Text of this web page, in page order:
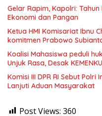
Gelar Rapim, Kapolri:
Ekonomi dan Pangan
Ketua HMI Komisariat Ibnu
komitmen Prabowo
Koalisi Mahasiswa peduli
Unjuk Rasa, Desak
Komisi III DPR RI Sebut
Lanjuti Aduan Masyarakat
Post Views: 360